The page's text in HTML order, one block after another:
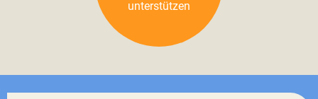
unterstützen